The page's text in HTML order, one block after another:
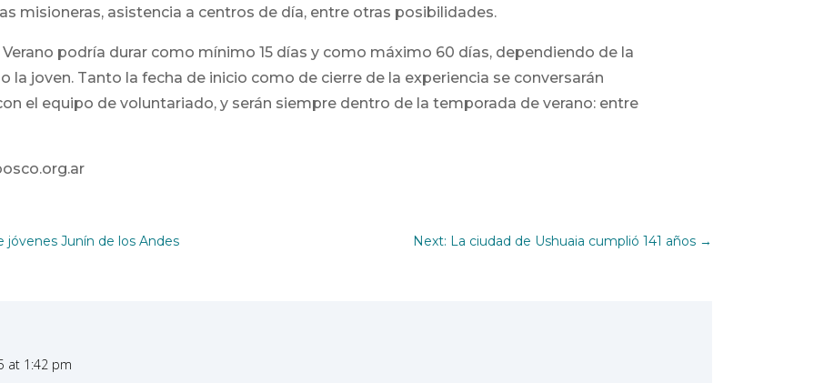
misioneras, asistencia a centros de día, entre otras posibilidades.
podría durar como mínimo 15 días y como máximo 60 días, dependiendo de la
la joven. Tanto la fecha de inicio como de cierre de la experiencia se conversarán
el equipo de voluntariado, y serán siempre dentro de la temporada de verano: entre
jóvenes Junín de los Andes Next: La ciudad de Ushuaia cumplió 141 años→
at 1:42 pm